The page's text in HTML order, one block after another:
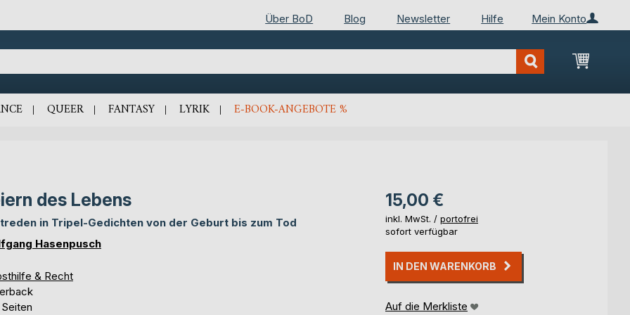
Mein Konto
Über BoD Blog Newsletter Hilfe
Mein
QUEER FANTASY LYRIK E-BOOK-ANGEBOTE %
des Lebens
in Tripel-Gedichten von der Geburt bis zum Tod
Hasenpusch
& Recht
15,00 €
inkl. MwSt. / portofrei
sofort verfügbar
IN DEN WARENKORB
Auf die Merkliste